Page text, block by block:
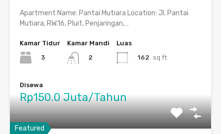
Apartment Name: Pantai Mutiara Location: Jl. Pantai
Mutiara, RW.16, Pluit, Penjaringan,…
Kamar Tidur
3
Kamar Mandi
2
Luas
162 sq ft
Disewa
Rp150.0 Juta/Tahun
Featured